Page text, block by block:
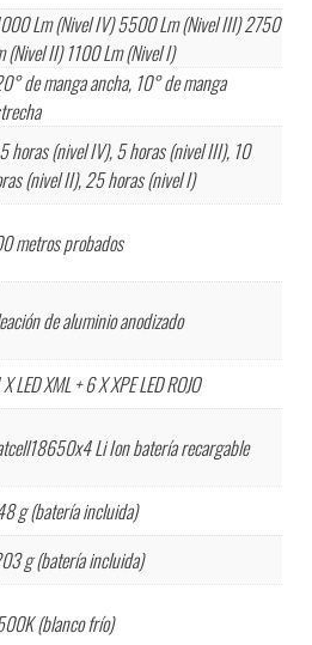
Lm (Nivel IV) 5500 Lm (Nivel III) 2750
(Nivel II) 1100 Lm (Nivel I)
de manga ancha, 10° de manga
horas (nivel IV), 5 horas (nivel III), 10
(nivel II), 25 horas (nivel I)
metros probados
de aluminio anodizado
X LED XML + 6 X XPE LED ROJO
Li Ion batería recargable
g (batería incluida)
g (batería incluida)
(blanco frío)